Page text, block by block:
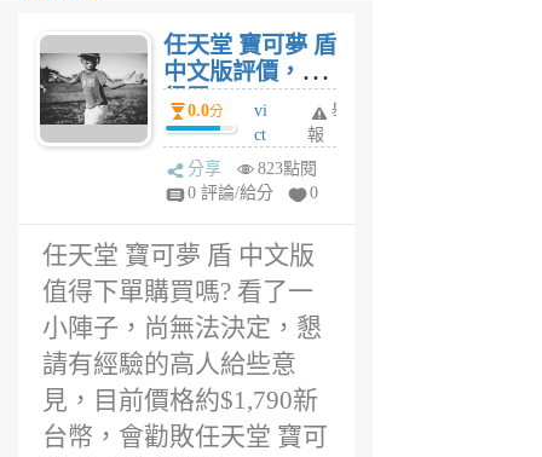
任天堂 寶可夢 盾
中文版評價，值
得買?
0.0分
vi
ct
or
6
舉
報
分享
823點閱
0 評論/給分
0
任天堂 寶可夢 盾 中文版
值得下單購買嗎? 看了一
小陣子，尚無法決定，懇
請有經驗的高人給些意
見，目前價格約$1,790新
台幣，會勸敗任天堂 寶可